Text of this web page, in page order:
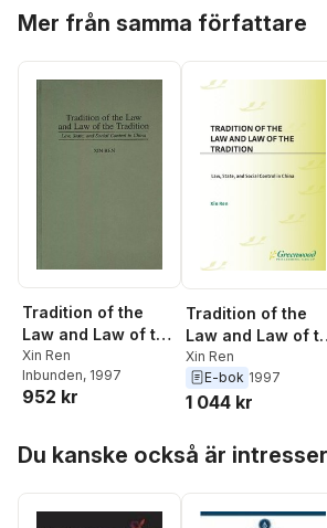
Mer från samma författare
Tradition of the
Law and Law of the
Tradition
Xin Ren
Inbunden, 1997
952 kr
Tradition of the
Law and Law of
Tradition
Xin Ren
E-bok 1997
1 044 kr
Du kanske också är